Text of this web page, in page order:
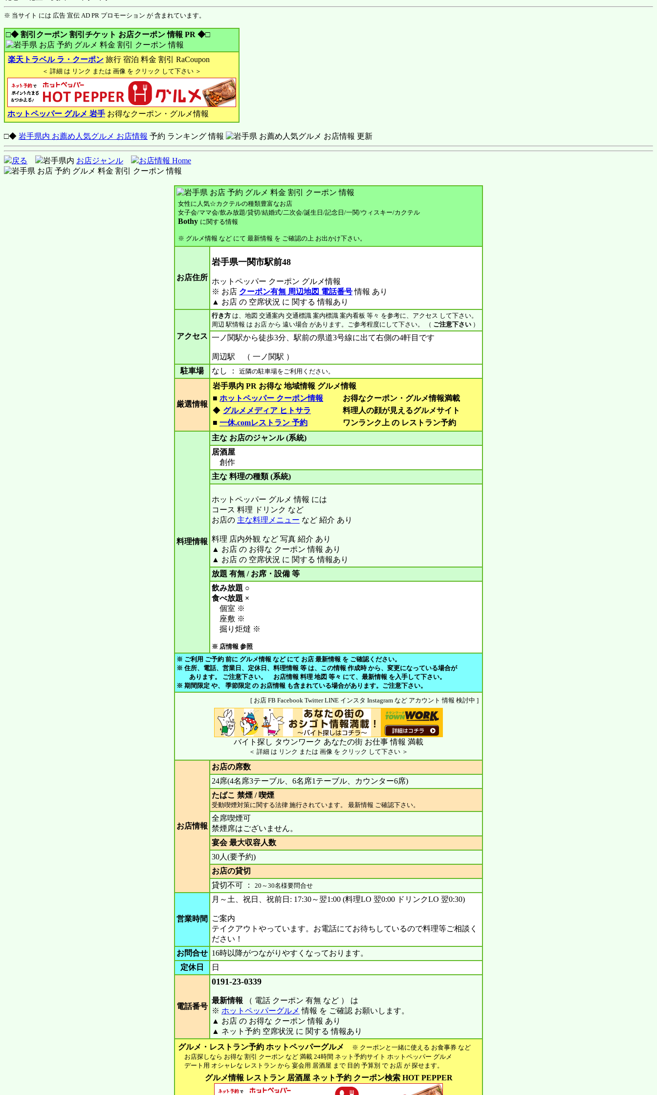
※ 当サイト には 広告 宣伝 AD PR プロモーション が 含まれています。
□◆ 割引クーポン 割引チケット お店クーポン 情報 PR ◆□
楽天トラベル ラ・クーポン 旅行 宿泊 料金 割引 RaCoupon
＜ 詳細 は リンク または 画像 を クリック して下さい ＞
ホットペッパー グルメ 岩手 お得なクーポン・グルメ情報
□◆ 岩手県内 お薦め人気グルメ お店情報 予約 ランキング 情報
戻る 岩手県内 お店ジャンル お店情報 Home
女性に人気☆カクテルの種類豊富なお店
女子会/ママ会/飲み放題/貸切/結婚式/二次会/誕生日/記念日/一関/ウィスキー/カクテル
Bothy に関する情報
※ グルメ情報 など にて 最新情報 を ご確認の上 お出かけ下さい。
お店住所
岩手県一関市駅前48
ホットペッパー クーポン グルメ情報
※ お店 クーポン有無 周辺地図 電話番号情報 あり
▲ お店 の 空席状況 に 関する 情報あり
アクセス
行き方 は、地図 交通案内 交通標識 案内標識 案内看板 等々 を参考に、アクセス して下さい。
周辺 駅情報 は お店 から 遠い場合 があります。ご参考程度にして下さい。 （ ご注意下さい ）
一ノ関駅から徒歩3分、駅前の県道3号線に出て右側の4軒目です
周辺駅 （ 一ノ関駅 ）
駐車場
なし ： 近隣の駐車場をご利用ください。
厳選情報
岩手県内 PR お得な 地域情報 グルメ情報
■ ホットペッパー クーポン情報
お得なクーポン・グルメ情報満載
◆ グルメメディア ヒトサラ
料理人の顔が見えるグルメサイト
■ 一休.comレストラン 予約 ワンランク上 の レストラン予約
料理情報
主な お店のジャンル (系統)
居酒屋
創作
主な 料理の種類 (系統)
ホットペッパー グルメ 情報 には
コース 料理 ドリンク など
お店の 主な料理メニュー など 紹介 あり
料理 店内外観 など 写真 紹介 あり
▲ お店 の お得な クーポン 情報 あり
▲ お店 の 空席状況 に 関する 情報あり
放題 有無 / お席・設備 等
飲み放題 ○
食べ放題 ×
個室 ※
座敷 ※
掘り炬燵 ※
※ 店情報 参照
※ ご利用 ご予約 前に グルメ情報 など にて お店 最新情報 を ご確認ください。
※ 住所、電話、営業日、定休日、料理情報 等 は、この情報 作成時 から、変更になっている場合が
あります。 ご注意下さい。 お店情報 料理 地図 等々 にて、最新情報 を入手して下さい。
※ 期間限定 や、 季節限定 の お店情報 も含まれている場合があります。ご注意下さい。
[ お店 FB Facebook Twitter LINE インスタ Instagram など アカウント 情報 検討中 ]
バイト探し タウンワーク あなたの街 お仕事 情報 満載
＜ 詳細 は リンク または 画像 を クリック して下さい ＞
お店情報
お店の席数
24席(4名席3テーブル、6名席1テーブル、カウンター6席)
たばこ 禁煙 / 喫煙
受動喫煙対策に関する法律 施行されています。 最新情報 ご確認下さい。
全席喫煙可
禁煙席はございません。
宴会 最大収容人数
30人(要予約)
お店の貸切
貸切不可 ： 20～30名様要問合せ
営業時間
月～土、祝日、祝前日: 17:30～翌1:00 (料理LO 翌0:00 ドリンクLO 翌0:30)
ご案内
テイクアウトやっています。お電話にてお待ちしているので料理等ご相談く
ださい！
お問合せ 16時以降がつながりやすくなっております。
定休日
日
電話番号
0191-23-0339
最新情報 （ 電話 クーポン 有無 など ） は
※ ホットペッパーグルメ 情報 を ご確認 お願いします。
▲ お店 の お得な クーポン 情報 あり
▲ ネット予約 空席状況 に 関する 情報あり
グルメ・レストラン予約 ホットペッパーグルメ
※ クーポンと一緒に使える お食事券 など
お店探しなら お得な 割引 クーポン など 満載 24時間 ネット予約サイト ホットペッパー グルメ
デート用 オシャレな レストラン から 宴会用 居酒屋 まで 目的 予算別 で お店 が 探せます。
グルメ情報 レストラン 居酒屋 ネット予約 クーポン検索 HOT PEPPER